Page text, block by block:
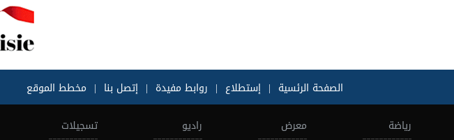
الصفحة الرئسية | إستطلاع | روابط مفيدة | إتصل بنا | مخطط الموقع
رياضة معرض راديو تسجيلات